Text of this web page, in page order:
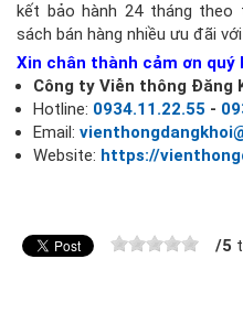
kết bảo hành 24 tháng theo
sách bán hàng nhiều ưu đãi
Xin chân thành cảm ơn quý
Công ty Viễn thông Đăng
Hotline: 0934.11.22.55 -
Email:
Website: https://
/5